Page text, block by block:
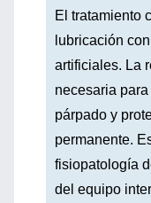
El tratamiento
lubricación
artificiales. La
necesaria
párpado y
permanente.
fisiopatología
del equipo